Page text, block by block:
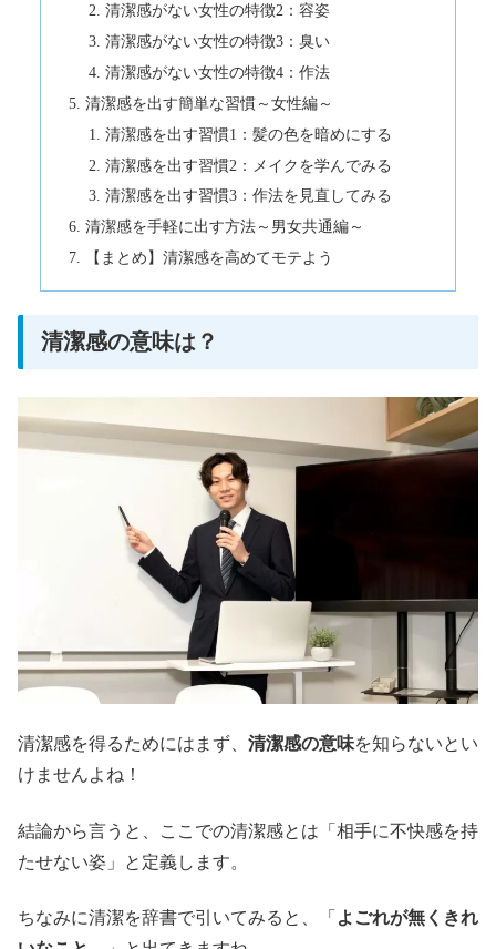
清潔感がない女性の特徴2：容姿
清潔感がない女性の特徴3：臭い
清潔感がない女性の特徴4：作法
清潔感を出す簡単な習慣～女性編～
清潔感を出す習慣1：髪の色を暗めにする
清潔感を出す習慣2：メイクを学んでみる
清潔感を出す習慣3：作法を見直してみる
清潔感を手軽に出す方法～男女共通編～
【まとめ】清潔感を高めてモテよう
清潔感の意味は？
清潔感を得るためにはまず、 清潔感の意味を知らないとい
けませんよね！
結論から言うと、ここでの清潔感とは「相手に不快感を持
たせない姿」と定義します。
ちなみに清潔を辞書で引いてみると、「 よごれが無くきれ